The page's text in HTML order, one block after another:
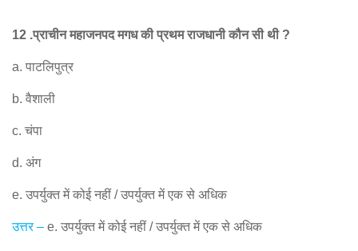
12 .प्राचीन महाजनपद मगध की प्रथम राजधानी कौन सी थी?
a. पाटलिपुत्र
b. वैशाली
c. चंपा
d. अंग
e. उपर्युक्त में कोई नहीं /उपर्युक्त में एक से अधिक
उत्तर– e. उपर्युक्त में कोई नहीं /उपर्युक्त में एक से अधिक